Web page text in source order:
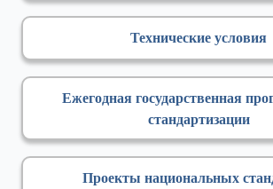
Технические условия
Ежегодная государственная
стандартизации
Проекты национальных